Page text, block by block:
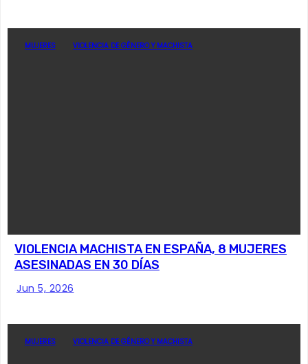
MUJERES VIOLENCIA DE GÉNERO Y MACHISTA
VIOLENCIA MACHISTA EN ESPAÑA, 8 MUJERES
ASESINADAS EN 30 DÍAS
Jun 5, 2026
MUJERES VIOLENCIA DE GÉNERO Y MACHISTA